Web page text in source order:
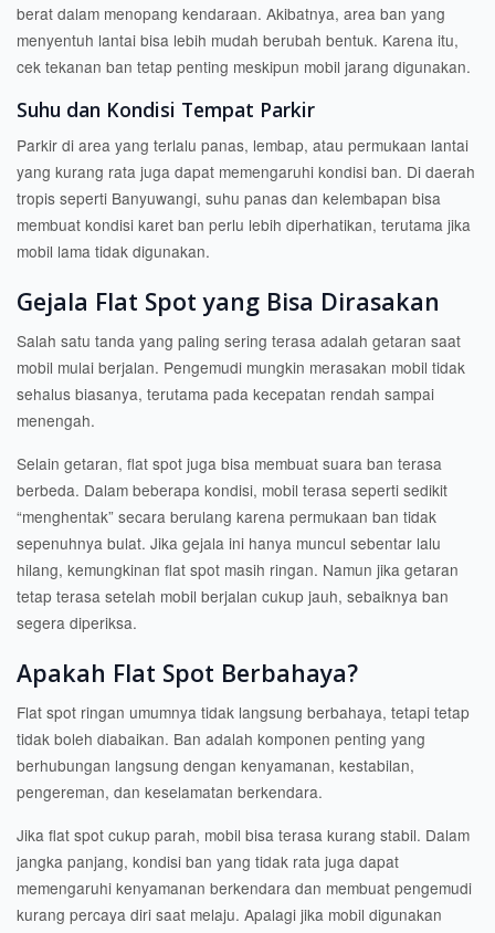
berat dalam menopang kendaraan. Akibatnya, area ban yang
menyentuh lantai bisa lebih mudah berubah bentuk. Karena itu,
cek tekanan ban tetap penting meskipun mobil jarang digunakan.
Suhu dan Kondisi Tempat Parkir
Parkir di area yang terlalu panas, lembap, atau permukaan lantai
yang kurang rata juga dapat memengaruhi kondisi ban. Di daerah
tropis seperti Banyuwangi, suhu panas dan kelembapan bisa
membuat kondisi karet ban perlu lebih diperhatikan, terutama jika
mobil lama tidak digunakan.
Gejala Flat Spot yang Bisa Dirasakan
Salah satu tanda yang paling sering terasa adalah getaran saat
mobil mulai berjalan. Pengemudi mungkin merasakan mobil tidak
sehalus biasanya, terutama pada kecepatan rendah sampai
menengah.
Selain getaran, flat spot juga bisa membuat suara ban terasa
berbeda. Dalam beberapa kondisi, mobil terasa seperti sedikit
“menghentak” secara berulang karena permukaan ban tidak
sepenuhnya bulat. Jika gejala ini hanya muncul sebentar lalu
hilang, kemungkinan flat spot masih ringan. Namun jika getaran
tetap terasa setelah mobil berjalan cukup jauh, sebaiknya ban
segera diperiksa.
Apakah Flat Spot Berbahaya?
Flat spot ringan umumnya tidak langsung berbahaya, tetapi tetap
tidak boleh diabaikan. Ban adalah komponen penting yang
berhubungan langsung dengan kenyamanan, kestabilan,
pengereman, dan keselamatan berkendara.
Jika flat spot cukup parah, mobil bisa terasa kurang stabil. Dalam
jangka panjang, kondisi ban yang tidak rata juga dapat
memengaruhi kenyamanan berkendara dan membuat pengemudi
kurang percaya diri saat melaju. Apalagi jika mobil digunakan